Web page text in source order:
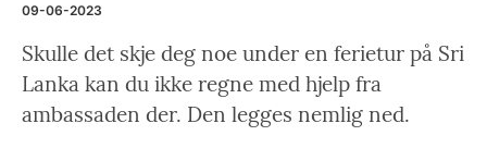
09-06-2023
Skulle det skje deg noe under en ferietur på Sri
Lanka kan du ikke regne med hjelp fra
ambassaden der. Den legges nemlig ned.